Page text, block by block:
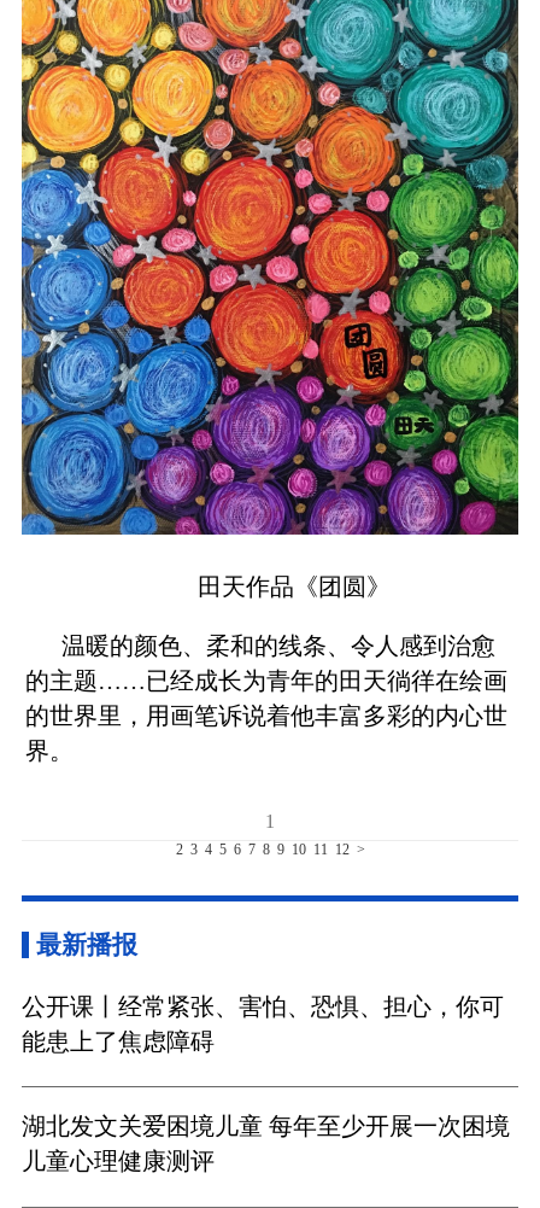
田天作品《团圆》
温暖的颜色、柔和的线条、令人感到治愈
的主题……已经成长为青年的田天徜徉在绘画
的世界里，用画笔诉说着他丰富多彩的内心世
界。
1
2 3 4 5 6 7 8 9 10 11 12 >
最新播报
公开课丨经常紧张、害怕、恐惧、担心，你可
能患上了焦虑障碍
湖北发文关爱困境儿童 每年至少开展一次困境
儿童心理健康测评